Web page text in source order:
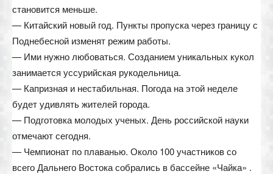
становится меньше.
— Китайский новый год. Пункты пропуска через границу с
Поднебесной изменят режим работы.
— Ими нужно любоваться. Созданием уникальных кукол
занимается уссурийская рукодельница.
— Капризная и нестабильная. Погода на этой неделе
будет удивлять жителей города.
— Подготовка молодых ученых. День российской науки
отмечают сегодня.
— Чемпионат по плаванью. Около 100 участников со
всего Дальнего Востока собрались в бассейне «Чайка» .